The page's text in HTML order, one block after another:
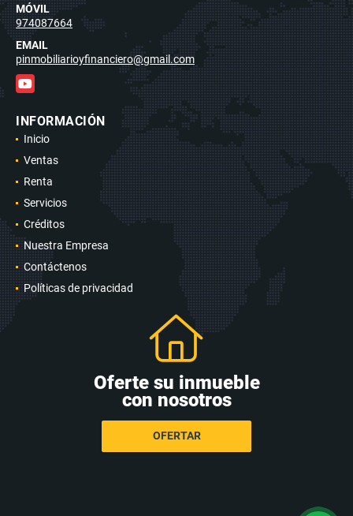
MÓVIL
974087664
EMAIL
pinmobiliarioyfinanciero@gmail.com
YouTube
INFORMACIÓN
Inicio
Ventas
Renta
Servicios
Créditos
Nuestra Empresa
Contáctenos
Políticas de privacidad
Oferte su inmueble
con nosotros
OFERTAR